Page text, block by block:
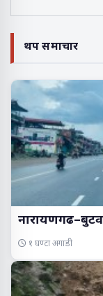
थप समाचार
१ घण्टा अगाडी